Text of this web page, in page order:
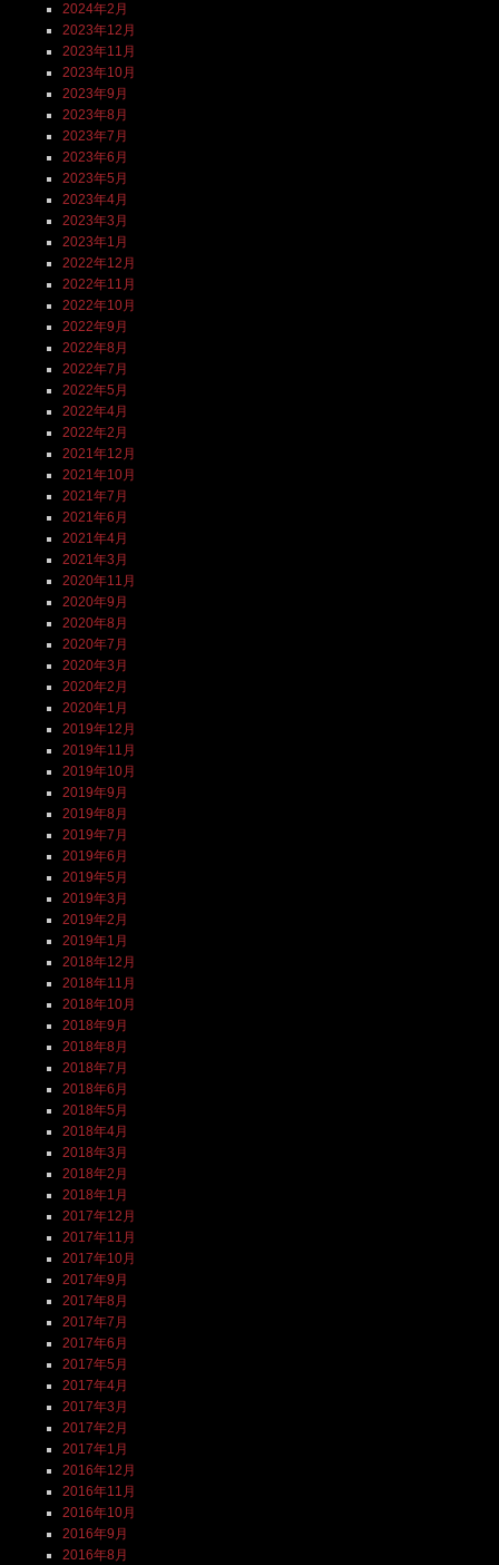
2024年2月
2023年12月
2023年11月
2023年10月
2023年9月
2023年8月
2023年7月
2023年6月
2023年5月
2023年4月
2023年3月
2023年1月
2022年12月
2022年11月
2022年10月
2022年9月
2022年8月
2022年7月
2022年5月
2022年4月
2022年2月
2021年12月
2021年10月
2021年7月
2021年6月
2021年4月
2021年3月
2020年11月
2020年9月
2020年8月
2020年7月
2020年3月
2020年2月
2020年1月
2019年12月
2019年11月
2019年10月
2019年9月
2019年8月
2019年7月
2019年6月
2019年5月
2019年3月
2019年2月
2019年1月
2018年12月
2018年11月
2018年10月
2018年9月
2018年8月
2018年7月
2018年6月
2018年5月
2018年4月
2018年3月
2018年2月
2018年1月
2017年12月
2017年11月
2017年10月
2017年9月
2017年8月
2017年7月
2017年6月
2017年5月
2017年4月
2017年3月
2017年2月
2017年1月
2016年12月
2016年11月
2016年10月
2016年9月
2016年8月